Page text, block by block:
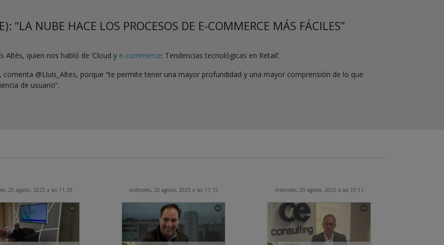
“LA NUBE HACE LOS PROCESOS DE E-COMMERCE MÁS FÁCILES”
quien nos habló de ‘Cloud y e-commerce: Tendencias tecnológicas en Retail’.
, comenta @Lluis_Altes, porque “te permite tener una mayor profundidad y una mayor comprensión de lo que
de usuario”.
20 agosto, 2025 a las 11:29 miércoles, 20 agosto, 2025 a las 11:15 miércoles, 20 agosto, 2025 a las 10:11